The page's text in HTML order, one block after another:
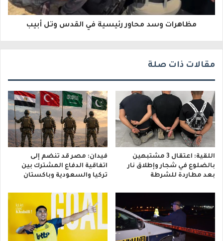
مظاهرات وسد محاور رئيسية في القدس وتل أبيب
مقالات ذات صلة
اللقية: اعتقال 3 مشتبهين
بالضلوع في شجار وإطلاق نار
بعد مطاردة للشرطة
فيدان: مصر قد تنضم إلى
اتفاقية الدفاع المشترك بين
تركيا والسعودية وباكستان